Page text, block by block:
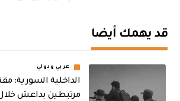
قد يهمك أيضا
عربي ودولي
الداخلية السورية:
مرتبطين بداعش